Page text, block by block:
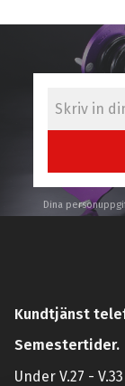
Dina
Kundtjänst
Semestertider.
Under V.27 -